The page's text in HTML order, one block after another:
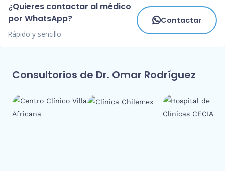
¿Quieres contactar al médico
por WhatsApp?
Rápido y sencillo.
Contactar
Consultorios de Dr. Omar Rodríguez